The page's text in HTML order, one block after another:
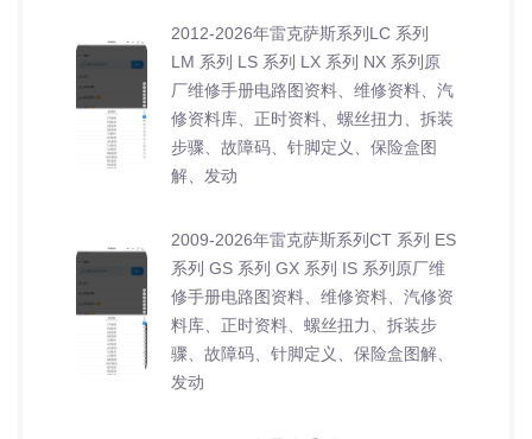
2012-2026年雷克萨斯系列LC 系列
LM 系列 LS 系列 LX 系列 NX 系列原
厂维修手册电路图资料、维修资料、汽
修资料库、正时资料、螺丝扭力、拆装
步骤、故障码、针脚定义、保险盒图
解、发动
2009-2026年雷克萨斯系列CT 系列 ES
系列 GS 系列 GX 系列 IS 系列原厂维
修手册电路图资料、维修资料、汽修资
料库、正时资料、螺丝扭力、拆装步
骤、故障码、针脚定义、保险盒图解、
发动